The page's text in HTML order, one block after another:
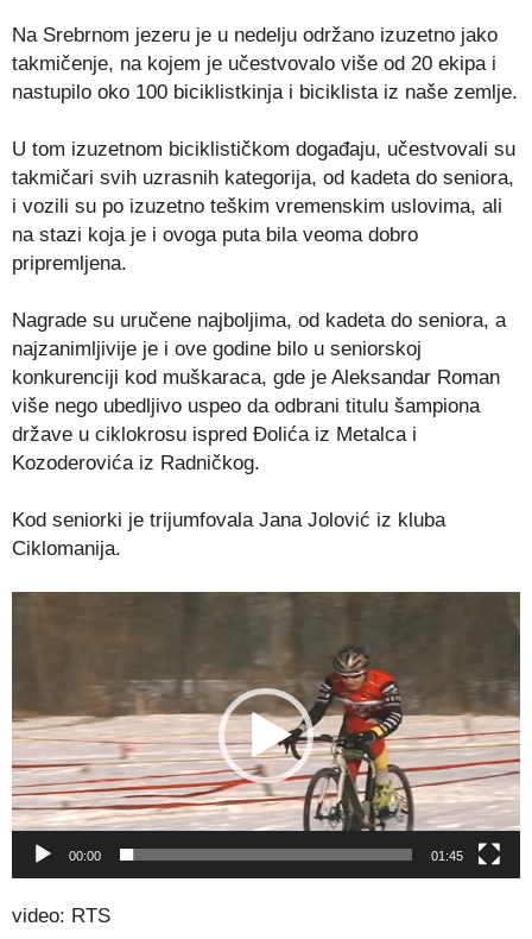
Na Srebrnom jezeru je u nedelju održano izuzetno jako
takmičenje, na kojem je učestvovalo više od 20 ekipa i
nastupilo oko 100 biciklistkinja i biciklista iz naše zemlje.
U tom izuzetnom biciklističkom događaju, učestvovali su
takmičari svih uzrasnih kategorija, od kadeta do seniora,
i vozili su po izuzetno teškim vremenskim uslovima, ali
na stazi koja je i ovoga puta bila veoma dobro
pripremljena.
Nagrade su uručene najboljima, od kadeta do seniora, a
najzanimljivije je i ove godine bilo u seniorskoj
konkurenciji kod muškaraca, gde je Aleksandar Roman
više nego ubedljivo uspeo da odbrani titulu šampiona
države u ciklokrosu ispred Đolića iz Metalca i
Kozoderovića iz Radničkog.
Kod seniorki je trijumfovala Jana Jolović iz kluba
Ciklomanija.
00:00 01:45
video: RTS